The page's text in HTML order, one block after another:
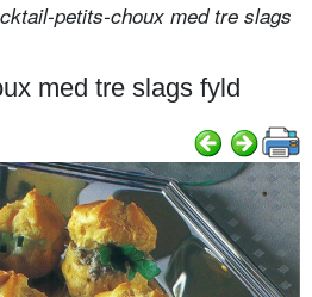
petits-choux med tre slags
med tre slags fyld